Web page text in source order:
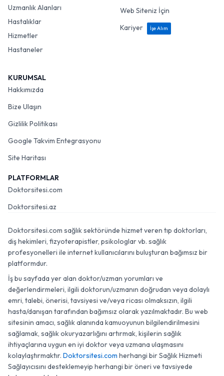
Uzmanlık Alanları
Hastalıklar
Hizmetler
Hastaneler
Web Siteniz İçin
Kariyer
İşe Alım
KURUMSAL
Hakkımızda
Bize Ulaşın
Gizlilik Politikası
Google Takvim Entegrasyonu
Site Haritası
PLATFORMLAR
Doktorsitesi.com
Doktorsitesi.az
Doktorsitesi.com sağlık sektöründe hizmet veren tıp doktorları,
diş hekimleri, fizyoterapistler, psikologlar vb. sağlık
profesyonelleri ile internet kullanıcılarını buluşturan bağımsız bir
platformdur.
İş bu sayfada yer alan doktor/uzman yorumları ve
değerlendirmeleri, ilgili doktorun/uzmanın doğrudan veya dolaylı
emri, talebi, önerisi, tavsiyesi ve/veya ricası olmaksızın, ilgili
hasta/danışan tarafından bağımsız olarak yazılmaktadır. Bu web
sitesinin amacı, sağlık alanında kamuoyunun bilgilendirilmesini
sağlamak, sağlık okuryazarlığını artırmak, kişilerin sağlık
ihtiyaçlarına uygun en iyi doktor veya uzmana ulaşmasını
kolaylaştırmaktır. Doktorsitesi.com herhangi bir Sağlık Hizmeti
Sağlayıcısını desteklemeyip herhangi bir öneri ve tavsiyede